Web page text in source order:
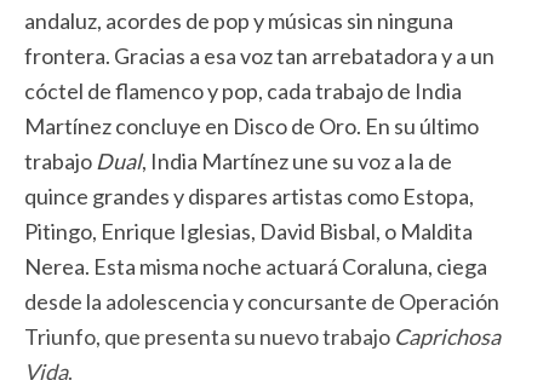
andaluz, acordes de pop y músicas sin ninguna
frontera. Gracias a esa voz tan arrebatadora y a un
cóctel de flamenco y pop, cada trabajo de India
Martínez concluye en Disco de Oro. En su último
trabajo Dual, India Martínez une su voz a la de
quince grandes y dispares artistas como Estopa,
Pitingo, Enrique Iglesias, David Bisbal, o Maldita
Nerea. Esta misma noche actuará Coraluna, ciega
desde la adolescencia y concursante de Operación
Triunfo, que presenta su nuevo trabajo Caprichosa
Vida.